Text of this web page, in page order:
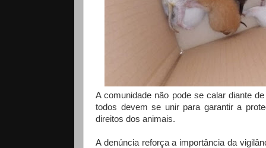
A comunidade não pode se calar diante
todos devem se unir para garantir a
direitos dos animais.
A denúncia reforça a importância da